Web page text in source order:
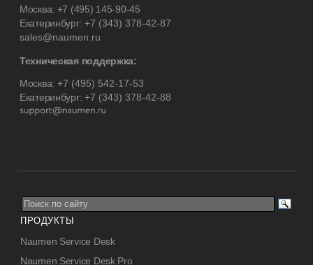
Москва: +7 (495) 145-90-45
Екатеринбург:+7 (343) 378-42-87
sales@naumen.ru
Техническая поддержка:
Москва: +7 (495) 542-17-53
Екатеринбург:+7 (343) 378-42-88
ПРОДУКТЫ
Naumen Service Desk
Naumen Service Desk Pro